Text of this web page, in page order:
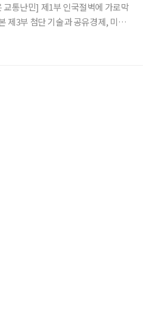
통난민] 제1부 인국절벽에 가로막